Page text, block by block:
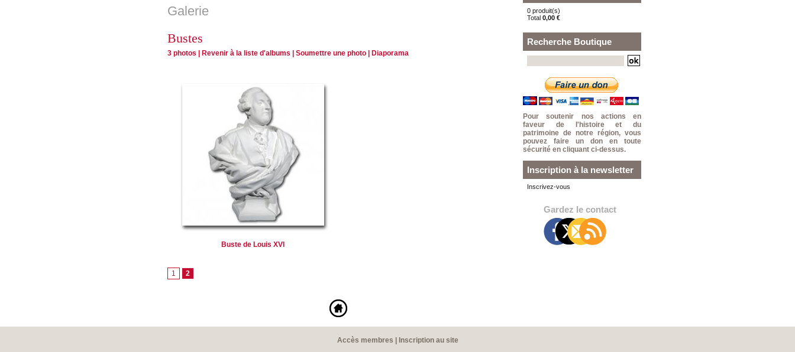
Galerie
Bustes
3 photos Revenir à la liste d'albums Soumettre une photo Diaporama
Buste de Louis XVI
1 2
0 produit(s)
Total 0,00 €
Recherche Boutique
Pour soutenir nos actions en
faveur de l'histoire et du
patrimoine de notre région, vous
pouvez faire un don en toute
sécurité en cliquant ci-dessus.
Inscription à la newsletter
Inscrivez-vous
Gardez le contact
Accès membres Inscription au site